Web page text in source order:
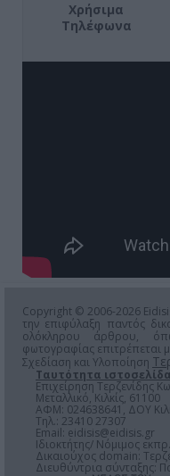
Χρήσιμα
Τηλέφωνα
Copyright © 2006-2026
την επιφύλαξη παντός
ολόκληρου άρθρου,
φωτογραφίας επιτρέπεται
Σχεδίαση και Υλοποίηση
Ταυτότητα
Επιχείρηση Τερζενίδης
Μεταλλικό, Κιλκίς, 61100
ΑΦΜ: 024638641, ΔΟΥ
Τηλ.: 23410 27307
Email: eidisis@eidisis.gr
Ιδιοκτήτης/ Νόμιμος
Δικαιούχος domain:
Διευθύντρια σύνταξης: